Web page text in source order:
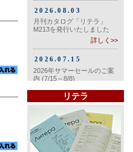
リテラ